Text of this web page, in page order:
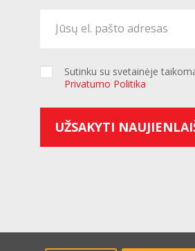
Sutinku su svetainėje
Privatumo Politika
UŽSAKYTI